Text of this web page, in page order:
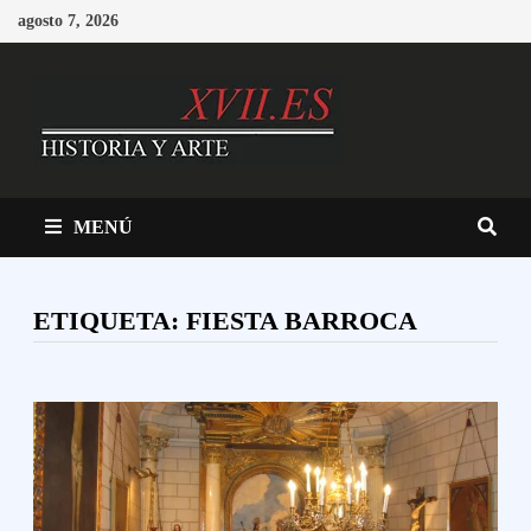
Saltar
al
agosto 7, 2026
MENÚ
ETIQUETA:FIESTA BARROCA